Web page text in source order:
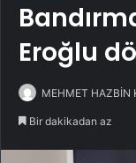
Eroğlu
MEHMET HAZBİN
Bir dakikadan az